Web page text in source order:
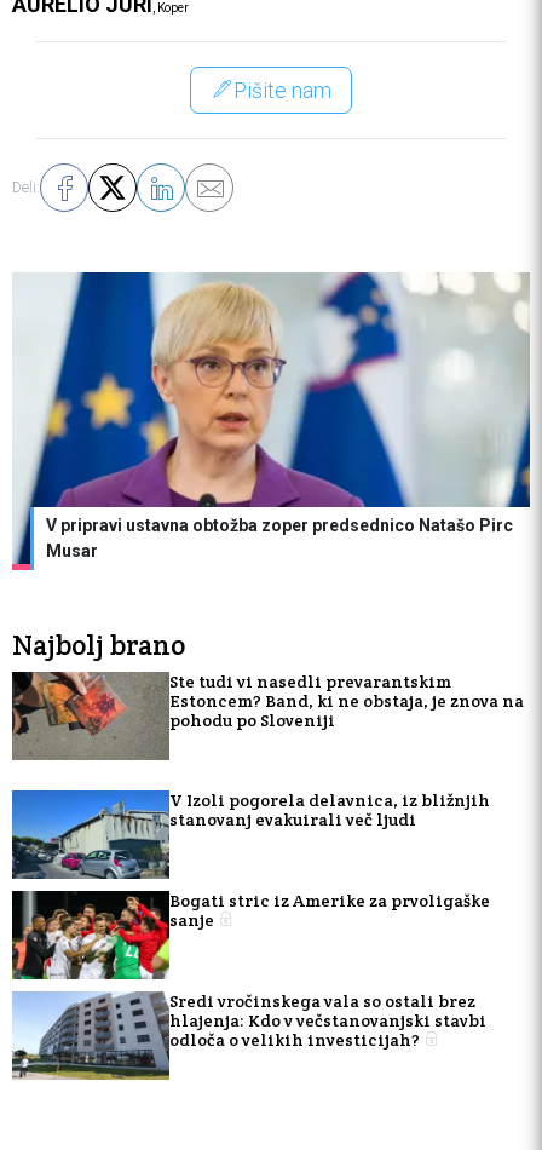
, Koper
Pišite nam
Deli:
V pripravi ustavna obtožba zoper predsednico Natašo Pirc
Musar
Najbolj brano
Ste tudi vi nasedli prevarantskim
Estoncem? Band, ki ne obstaja, je znova na
pohodu po Sloveniji
V Izoli pogorela delavnica, iz bližnjih
stanovanj evakuirali več ljudi
Bogati stric iz Amerike za prvoligaške
sanje
Sredi vročinskega vala so ostali brez
hlajenja: Kdo v večstanovanjski stavbi
odloča o velikih investicijah?